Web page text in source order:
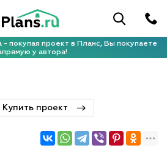
- покупая проект в Планс, Вы покупаете
у автора!
Купить проект